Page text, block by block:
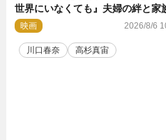
世界にいなくても』夫婦の絆と家
愛を映す場面写真公開
映画 2026/8/6
川口春奈 高杉真宙